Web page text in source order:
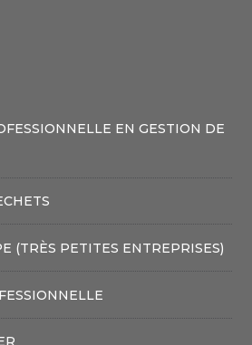
EN GESTION DE
(TRÈS PETITES ENTREPRISES)